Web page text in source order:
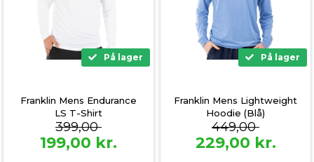
På lager
Franklin Mens Endurance
LS T-Shirt
399,00
199,00 kr.
På lager
Franklin Mens Lightweight
Hoodie (Blå)
449,00
229,00 kr.